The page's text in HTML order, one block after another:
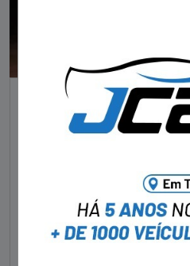
NOTÍCIAS
em bar morre em
STAFF - OBV 29/01/
Um dos dois foragidos